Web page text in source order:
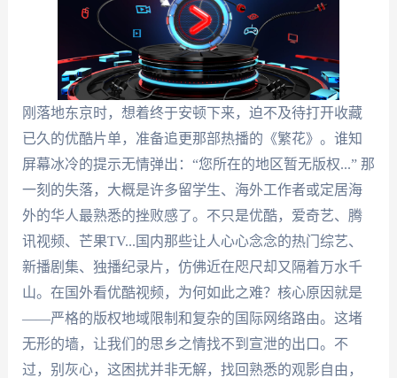
刚落地东京时，想着终于安顿下来，迫不及待打开收藏
已久的优酷片单，准备追更那部热播的《繁花》。谁知
屏幕冰冷的提示无情弹出：“您所在的地区暂无版权...” 那
一刻的失落，大概是许多留学生、海外工作者或定居海
外的华人最熟悉的挫败感了。不只是优酷，爱奇艺、腾
讯视频、芒果TV...国内那些让人心心念念的热门综艺、
新播剧集、独播纪录片，仿佛近在咫尺却又隔着万水千
山。在国外看优酷视频，为何如此之难？核心原因就是
——严格的版权地域限制和复杂的国际网络路由。这堵
无形的墙，让我们的思乡之情找不到宣泄的出口。不
过，别灰心，这困扰并非无解，找回熟悉的观影自由，